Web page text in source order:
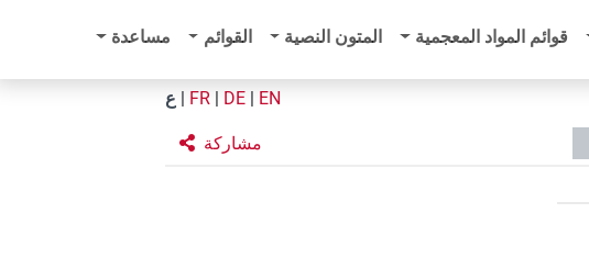
قوائم المواد المعجمية المتون النصية القوائم مساعدة
EN
DE
FR ع
مشاركة